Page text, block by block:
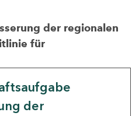
der regionalen
für
der